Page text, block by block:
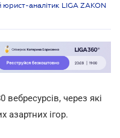
аналітик LIGA ZAKON
через які
азартних ігор.